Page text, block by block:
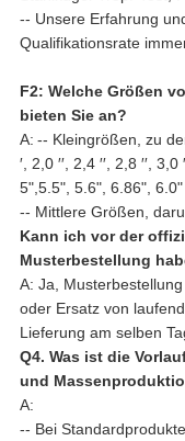
-- Unsere Erfahrung
Qualifikationsrate
F2: Welche Größen
bieten Sie an?
A: -- Kleingrößen, zu
′, 2,0 ′′, 2,4 ′′, 2,8 ′′,
5",5.5", 5.6", 6.86", 6.0"
-- Mittlere Größen,
Kann ich vor der
Musterbestellung
A: Ja,
oder Ersatz von
Lieferung am selben
Q4. Was ist die
und
A:
-- Bei